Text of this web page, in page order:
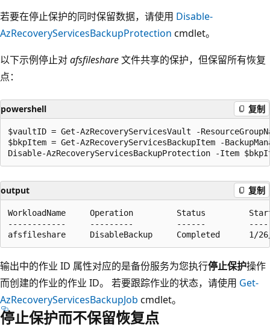
若要在停止保护的同时保留数据，请使用 Disable-
AzRecoveryServicesBackupProtection cmdlet。
以下示例停止对afsfileshare文件共享的保护，但保留所有恢复
点：
powershell 复制
$vaultID = Get-AzRecoveryServicesVault -
$bkpItem = Get-AzRecoveryServicesBackupItem -
output 复制
WorkloadName     Operation         Status
------------     ---------         ------
输出中的作业 ID 属性对应的是备份服务为您执行停止保护操作
而创建的作业的作业 ID。 若要跟踪作业的状态，请使用 Get-
AzRecoveryServicesBackupJob cmdlet。
停止保护而不保留恢复点